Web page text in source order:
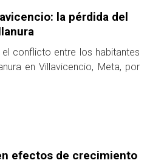
la pérdida del
conflicto entre los habitantes
en Villavicencio, Meta, por
efectos de crecimiento